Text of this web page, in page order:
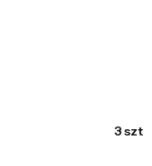
3 szt